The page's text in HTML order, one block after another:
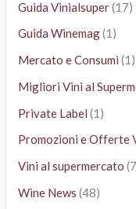
Guida Vinialsuper(17)
Guida Winemag(1)
Mercato e Consumi (1)
Migliori Vini al
Private Label (1)
Promozioni e Offerte
Vini al supermercato
Wine News (48)